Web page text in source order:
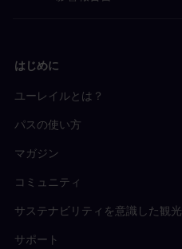
はじめに
ユーレイルとは？
パスの使い方
マガジン
コミュニティ
サステナビリティを意識した観光
サポート